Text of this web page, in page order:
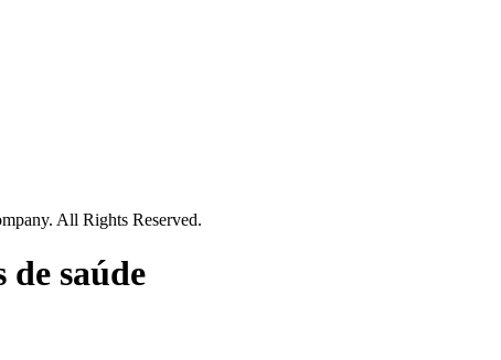
All Rights Reserved.
saúde